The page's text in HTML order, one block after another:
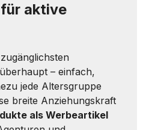
aktive
– einfach,
jede Altersgruppe
breite Anziehungskraft
als Werbeartikel